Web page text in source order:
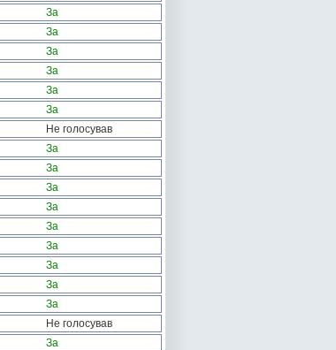
За
За
За
За
За
За
Не голосував
За
За
За
За
За
За
За
За
За
Не голосував
За